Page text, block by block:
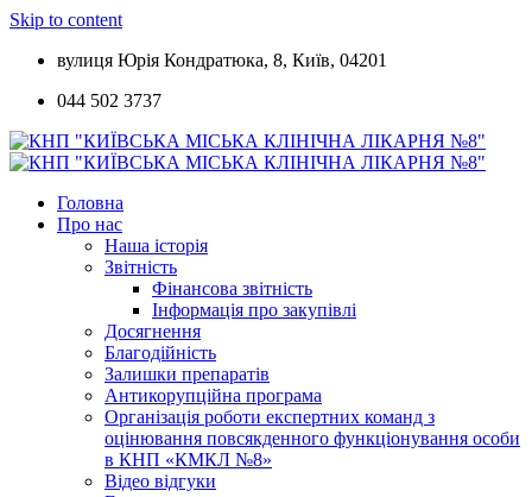
Skip to content
вулиця Юрія Кондратюка, 8, Київ, 04201
044 502 3737
Головна
Про нас
Наша історія
Звітність
Фінансова звітність
Інформація про закупівлі
Досягнення
Благодійність
Залишки препаратів
Антикорупційна програма
Організація роботи експертних команд з
оцінювання повсякденного функціонування особи
в КНП «КМКЛ №8»
Відео відгуки